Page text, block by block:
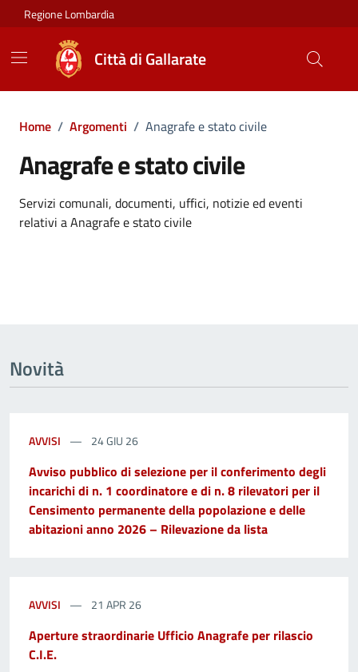
Vai ai contenuti
Vai al footer
Regione Lombardia
Città di Gallarate
Home / Argomenti / Anagrafe e stato civile
Anagrafe e stato civile
Dettagli dell'argomento
Servizi comunali, documenti, uffici, notizie ed eventi
relativi a Anagrafe e stato civile
Novità
AVVISI 24 GIU 26
Avviso pubblico di selezione per il conferimento degli
incarichi di n. 1 coordinatore e di n. 8 rilevatori per il
Censimento permanente della popolazione e delle
abitazioni anno 2026 – Rilevazione da lista
AVVISI 21 APR 26
Aperture straordinarie Ufficio Anagrafe per rilascio
C.I.E.